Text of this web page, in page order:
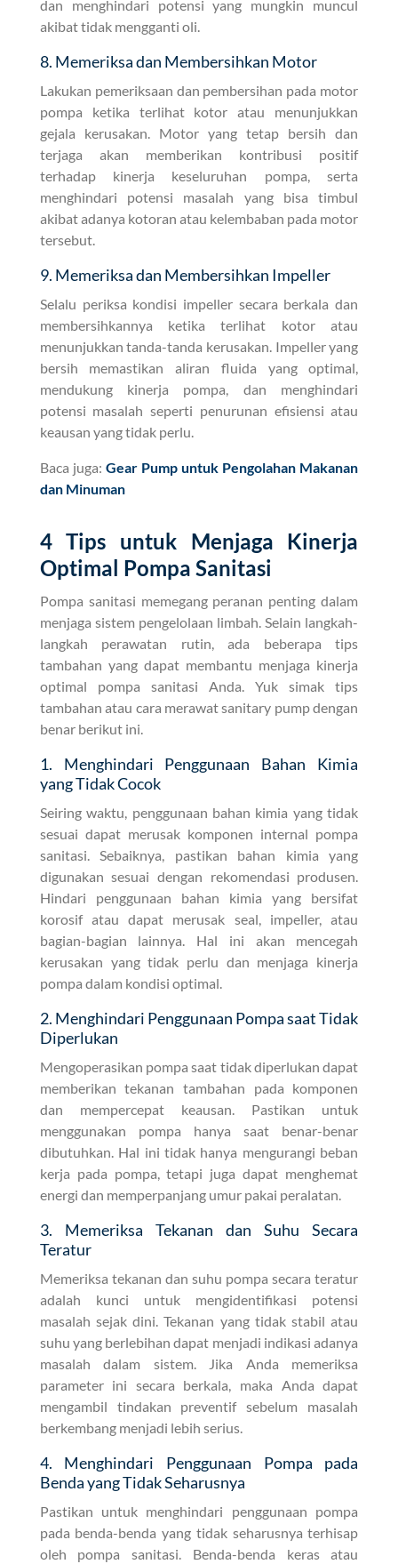
dan menghindari potensi yang mungkin muncul
akibat tidak mengganti oli.
8. Memeriksa dan Membersihkan Motor
Lakukan pemeriksaan dan pembersihan pada motor
pompa ketika terlihat kotor atau menunjukkan
gejala kerusakan. Motor yang tetap bersih dan
terjaga akan memberikan kontribusi positif
terhadap kinerja keseluruhan pompa, serta
menghindari potensi masalah yang bisa timbul
akibat adanya kotoran atau kelembaban pada motor
tersebut.
9. Memeriksa dan Membersihkan Impeller
Selalu periksa kondisi impeller secara berkala dan
membersihkannya ketika terlihat kotor atau
menunjukkan tanda-tanda kerusakan. Impeller yang
bersih memastikan aliran fluida yang optimal,
mendukung kinerja pompa, dan menghindari
potensi masalah seperti penurunan efisiensi atau
keausan yang tidak perlu.
Baca juga: Gear Pump untuk Pengolahan Makanan
dan Minuman
4 Tips untuk Menjaga Kinerja
Optimal Pompa Sanitasi
Pompa sanitasi memegang peranan penting dalam
menjaga sistem pengelolaan limbah. Selain langkah-
langkah perawatan rutin, ada beberapa tips
tambahan yang dapat membantu menjaga kinerja
optimal pompa sanitasi Anda. Yuk simak tips
tambahan atau cara merawat sanitary pump dengan
benar berikut ini.
1. Menghindari Penggunaan Bahan Kimia
yang Tidak Cocok
Seiring waktu, penggunaan bahan kimia yang tidak
sesuai dapat merusak komponen internal pompa
sanitasi. Sebaiknya, pastikan bahan kimia yang
digunakan sesuai dengan rekomendasi produsen.
Hindari penggunaan bahan kimia yang bersifat
korosif atau dapat merusak seal, impeller, atau
bagian-bagian lainnya. Hal ini akan mencegah
kerusakan yang tidak perlu dan menjaga kinerja
pompa dalam kondisi optimal.
2. Menghindari Penggunaan Pompa saat Tidak
Diperlukan
Mengoperasikan pompa saat tidak diperlukan dapat
memberikan tekanan tambahan pada komponen
dan mempercepat keausan. Pastikan untuk
menggunakan pompa hanya saat benar-benar
dibutuhkan. Hal ini tidak hanya mengurangi beban
kerja pada pompa, tetapi juga dapat menghemat
energi dan memperpanjang umur pakai peralatan.
3. Memeriksa Tekanan dan Suhu Secara
Teratur
Memeriksa tekanan dan suhu pompa secara teratur
adalah kunci untuk mengidentifikasi potensi
masalah sejak dini. Tekanan yang tidak stabil atau
suhu yang berlebihan dapat menjadi indikasi adanya
masalah dalam sistem. Jika Anda memeriksa
parameter ini secara berkala, maka Anda dapat
mengambil tindakan preventif sebelum masalah
berkembang menjadi lebih serius.
4. Menghindari Penggunaan Pompa pada
Benda yang Tidak Seharusnya
Pastikan untuk menghindari penggunaan pompa
pada benda-benda yang tidak seharusnya terhisap
oleh pompa sanitasi. Benda-benda keras atau